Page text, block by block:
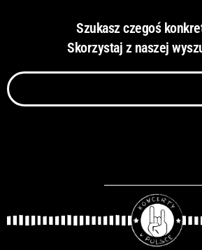
Szukasz czegoś
Skorzystaj z naszej
Szukaj